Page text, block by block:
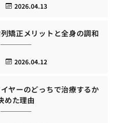
2026.04.13
矯正メリットと全身の調和
2026.04.12
ヤーのどっちで治療するか
めた理由